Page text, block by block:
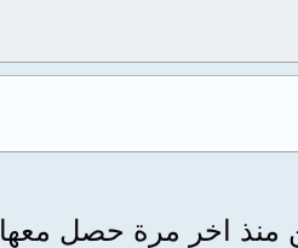
منذ اخر مرة حصل معها